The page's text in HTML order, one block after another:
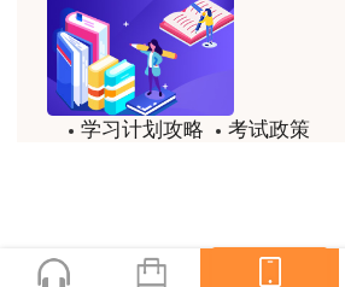
非常非常非常非常棒！！!！
用户m2****66
非常非常非常非常棒！！!！
土建计量这门课我听了门金瑞和
试，非常感谢两位老师的课程。
学习计划攻略
考试政策